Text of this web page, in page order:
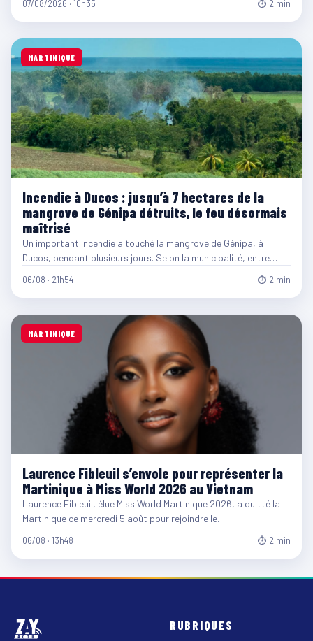
07/08/2026 · 10h35 ⏱ 2 min
MARTINIQUE
Incendie à Ducos : jusqu’à 7 hectares de la
mangrove de Génipa détruits, le feu désormais
maîtrisé
Un important incendie a touché la mangrove de Génipa, à
Ducos, pendant plusieurs jours. Selon la municipalité, entre…
06/08 · 21h54 ⏱ 2 min
MARTINIQUE
Laurence Fibleuil s’envole pour représenter la
Martinique à Miss World 2026 au Vietnam
Laurence Fibleuil, élue Miss World Martinique 2026, a quitté la
Martinique ce mercredi 5 août pour rejoindre le…
06/08 · 13h48 ⏱ 2 min
RUBRIQUES